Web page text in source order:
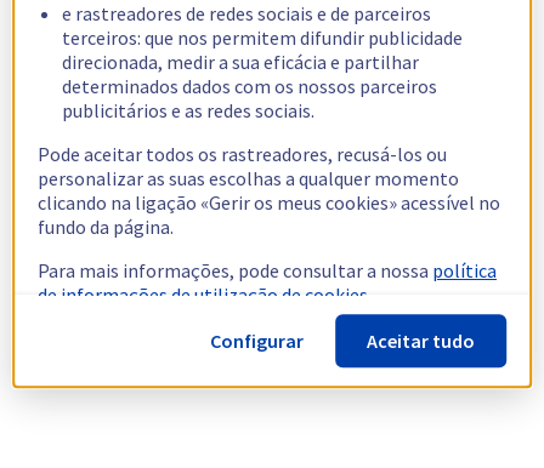
e rastreadores de redes sociais e de parceiros
terceiros: que nos permitem difundir publicidade
direcionada, medir a sua eficácia e partilhar
determinados dados com os nossos parceiros
publicitários e as redes sociais.
Pode aceitar todos os rastreadores, recusá-los ou
personalizar as suas escolhas a qualquer momento
clicando na ligação «Gerir os meus cookies» acessível no
fundo da página.
Para mais informações, pode consultar a nossa política
de informações de utilização de cookies.
Configurar
Aceitar tudo